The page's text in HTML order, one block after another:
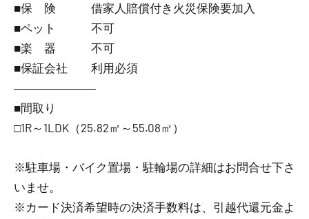
■保 険 借家人賠償付き火災保険要加入
■ペット 不可
■楽 器 不可
■保証会社 利用必須
―――――――
■間取り
□1R～1LDK（25.82㎡～55.08㎡）
※駐車場・バイク置場・駐輪場の詳細はお問合せ下さ
いませ。
※カード決済希望時の決済手数料は、引越代還元金よ